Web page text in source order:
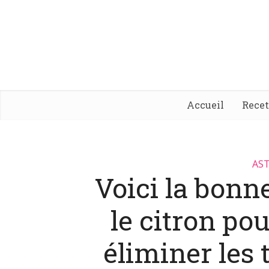
Accueil
Voici la
le citron
éliminer les